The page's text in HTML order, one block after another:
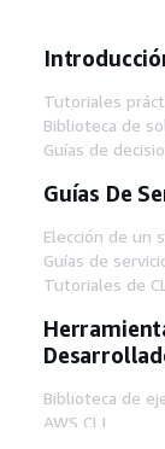
Tutoriales
Biblioteca de
Guías de
Guías De
Elección de un
Guías de
Tutoriales de
Biblioteca de
AWS CLI